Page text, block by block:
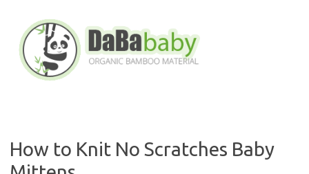
content
How to Knit No Scratches Baby